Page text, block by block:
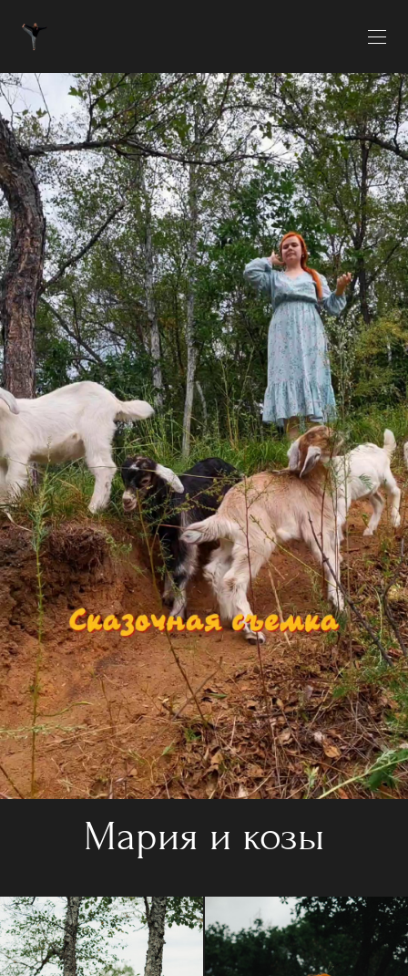
Мария и козы